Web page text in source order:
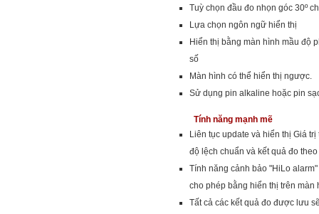
Tuỳ chọn đầu đo nhọn góc 30º
Lựa chọn ngôn ngữ hiển thị
Hiển thị bằng màn hình mầu độ
số
Màn hình có thể hiển thị ngược.
Sử dụng pin alkaline hoặc pin
Tính năng mạnh mẽ
Liên tục update và hiển thị Giá
độ lệch chuẩn và kết quả đo
Tính năng cảnh bảo "HiLo
cho phép bằng hiển thị trên
Tất cả các kết quả đo được lưu